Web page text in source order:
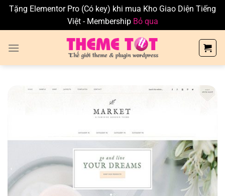
Tặng Elementor Pro (Có key) khi mua Kho Giao Diện Tiếng
Việt - Membership Bỏ qua